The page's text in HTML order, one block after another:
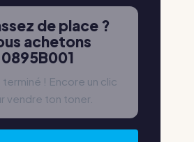
de place ?
achetons
0895B001
! Encore un clic
vendre ton toner.